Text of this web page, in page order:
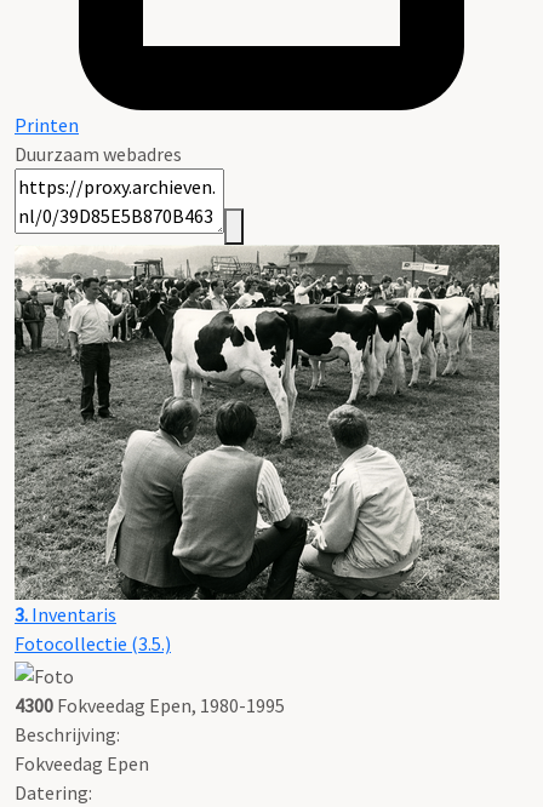
Printen
Duurzaam webadres
3. Inventaris
Fotocollectie (3.5.)
4300 Fokveedag Epen, 1980-1995
Beschrijving:
Fokveedag Epen
Datering: